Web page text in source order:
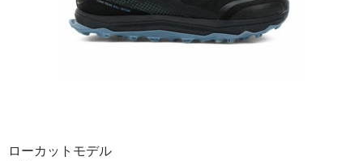
ローカットモデル